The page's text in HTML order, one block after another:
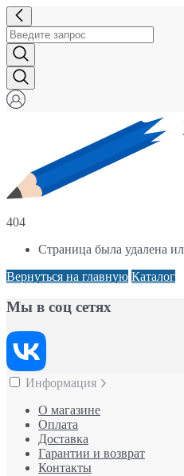
404
Страница была удалена
Вернуться на главную Каталог
Мы в соц сетях
Информация
О магазине
Оплата
Доставка
Гарантии и возврат
Контакты